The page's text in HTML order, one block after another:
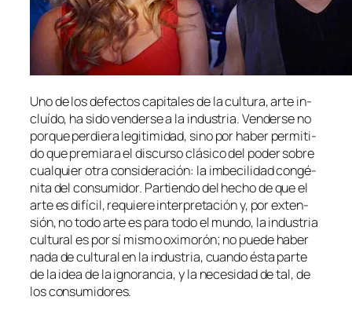
Uno de los de­fec­tos ca­pi­ta­les de la cul­tu­ra, ar­te in­
cluí­do, ha si­do ven­der­se a la in­dus­tria. Venderse no
por­que per­die­ra le­gi­ti­mi­dad, sino por ha­ber per­mi­ti­
do que pre­mia­ra el dis­cur­so clá­si­co del po­der so­bre
cual­quier otra con­si­de­ra­ción: la im­be­ci­li­dad con­gé­
ni­ta del con­su­mi­dor. Partiendo del he­cho de que el
ar­te es di­fí­cil, re­quie­re in­ter­pre­ta­ción y, por ex­ten­
sión, no to­do ar­te es pa­ra to­do el mun­do, la in­dus­tria
cul­tu­ral es por sí mis­mo oxi­mo­rón; no pue­de ha­ber
na­da de cul­tu­ral en la in­dus­tria, cuan­do és­ta par­te
de la idea de la ig­no­ran­cia, y la ne­ce­si­dad de tal, de
los consumidores.